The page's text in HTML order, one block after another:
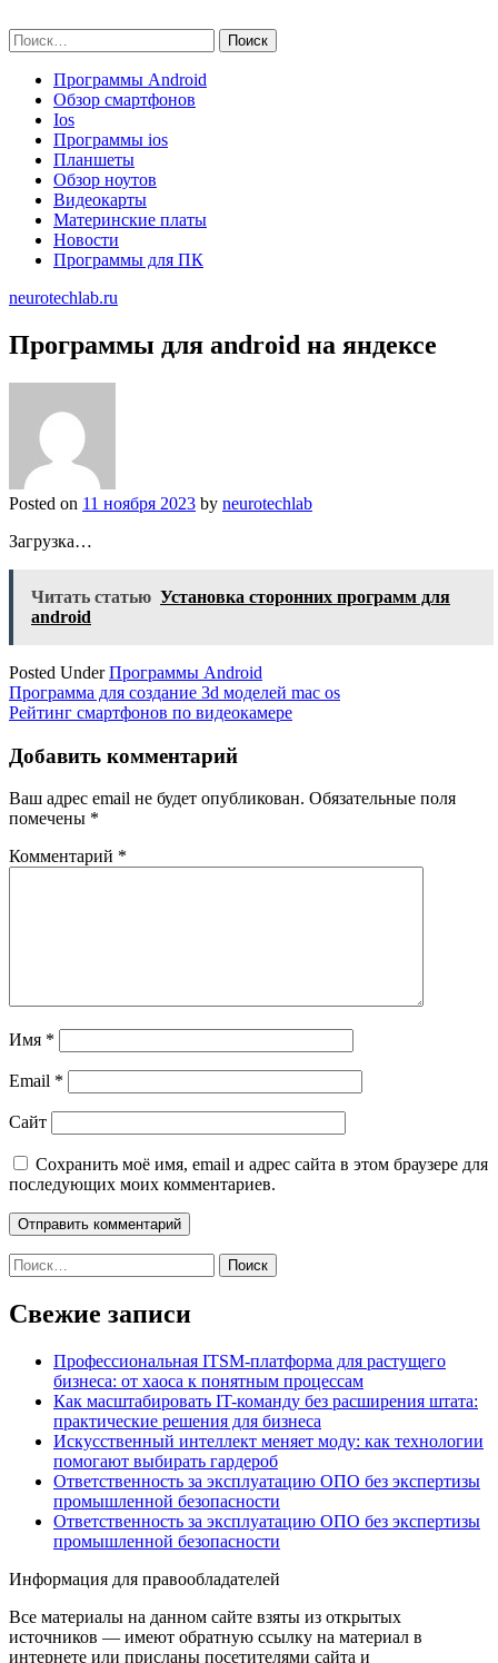
to
content
Найти:
Программы Android
Обзор смартфонов
Ios
Программы ios
Планшеты
Обзор ноутов
Видеокарты
Материнские платы
Новости
Программы для ПК
neurotechlab.ru
Программы для android на яндексе
Posted on 11 ноября 2023 by neurotechlab
Загрузка…
Читать статью Установка сторонних программ для
android
Posted UnderПрограммы Android
Навигация
по
записям
Программа для создание 3d моделей mac os
Рейтинг смартфонов по видеокамере
Добавить комментарий
Ваш адрес email не будет опубликован. Обязательные поля
помечены *
Комментарий *
Имя *
Email *
Сайт
Сохранить моё имя, email и адрес сайта в этом браузере для
последующих моих комментариев.
Найти:
Свежие записи
Профессиональная ITSM-платформа для растущего
бизнеса: от хаоса к понятным процессам
Как масштабировать IT-команду без расширения штата:
практические решения для бизнеса
Искусственный интеллект меняет моду: как технологии
помогают выбирать гардероб
Ответственность за эксплуатацию ОПО без экспертизы
промышленной безопасности
Ответственность за эксплуатацию ОПО без экспертизы
промышленной безопасности
Информация для правообладателей
Все материалы на данном сайте взяты из открытых
источников — имеют обратную ссылку на материал в
интернете или присланы посетителями сайта и